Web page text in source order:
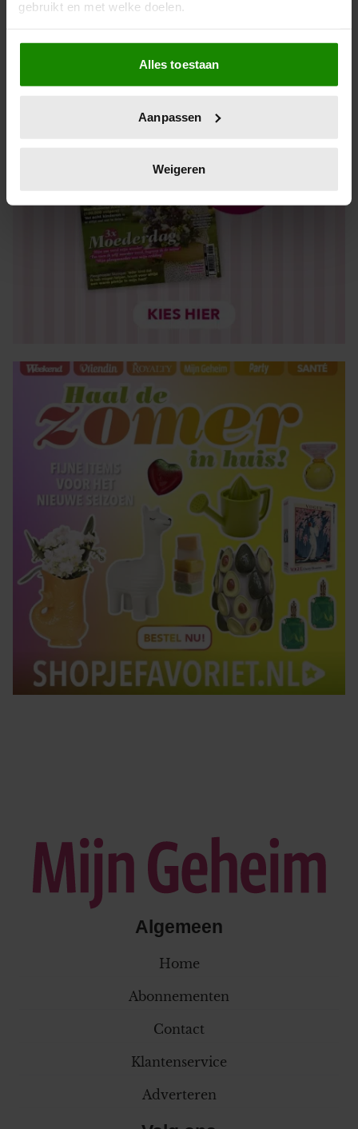
gebruikt en met welke doelen.
Als u het toestaat, willen we ook graag:
Informatie verzamelen over uw geografische locatie,
die tot een paar meter nauwkeurig kan zijn
op specifieke eigenschappen (fingerprinting)
verwerkt en stel uw voorkeuren in het
intrekken in de Cookieverklaring.
We gebruiken cookies om content en advertenties te
personaliseren, om functies voor social media te bieden
en om ons websiteverkeer te analyseren. Ook delen we
partners voor social media, adverteren en analyse. Deze
verzameld op basis van uw gebruik van hun services. U
gaat akkoord met onze cookies als u onze website blijft
gebruiken.
Alles toestaan
Aanpassen
Weigeren
Algemeen
Home
Abonnementen
Contact
Klantenservice
Adverteren